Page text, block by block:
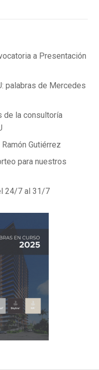
a Presentación
palabras de Mercedes
de la consultoría
Gutiérrez
para nuestros
24/7 al 31/7